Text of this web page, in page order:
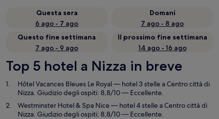
Questa sera
6 ago - 7 ago
Domani
7 ago - 8 ago
Questo fine settimana
7 ago - 9 ago
Il prossimo fine settimana
14 ago - 16 ago
Top 5 hotel a Nizza in breve
Hôtel Vacances Bleues Le Royal— hotel 3 stelle a Centro città di
Nizza. Giudizio degli ospiti: 8,8/10 — Eccellente.
Westminster Hotel & Spa Nice— hotel 4 stelle a Centro città di
Nizza. Giudizio degli ospiti: 8,8/10 — Eccellente.